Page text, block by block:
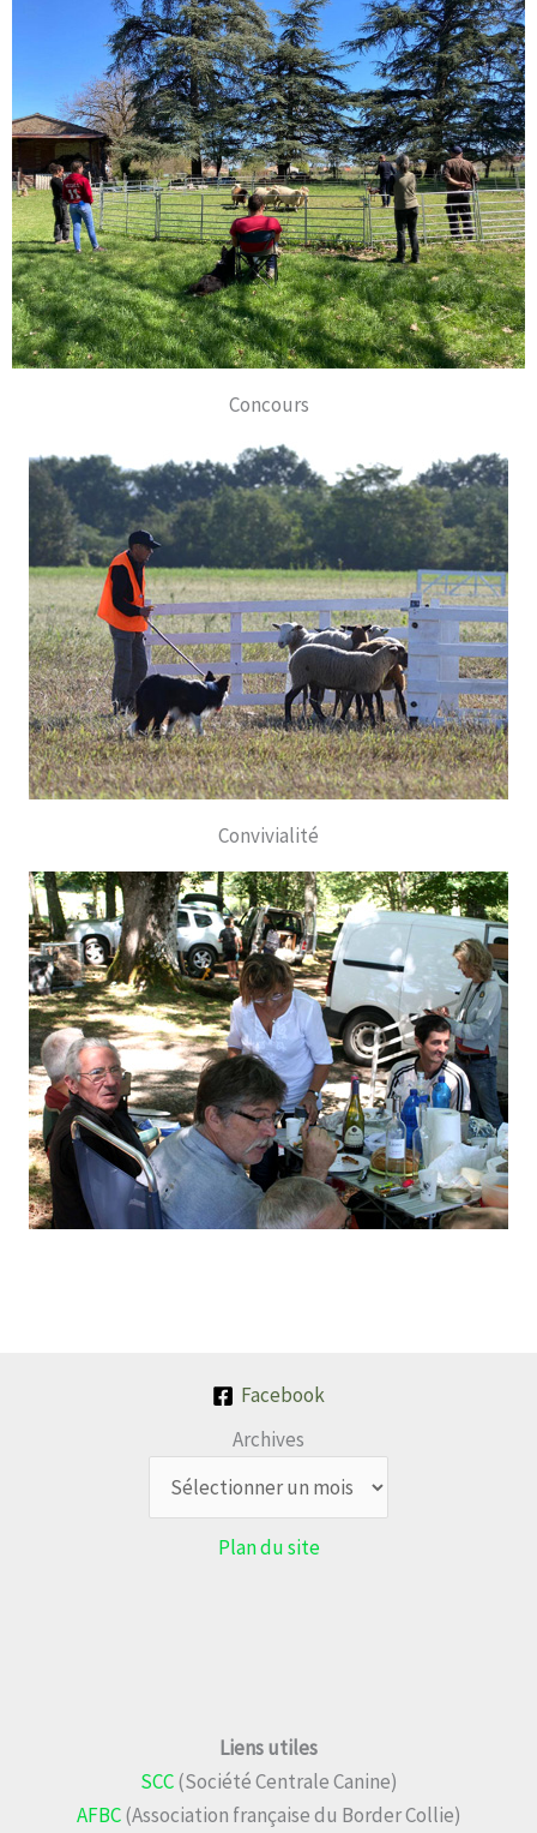
Concours
Convivialité
Facebook
Archives
Plan du site
Liens utiles
SCC(Société Centrale Canine)
AFBC(Association française du Border Collie)